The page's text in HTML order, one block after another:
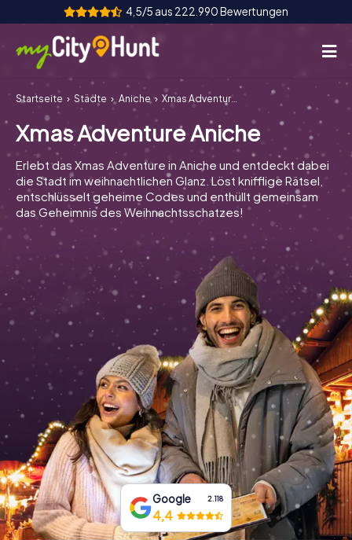
4,5/5 aus 222.990 Bewertungen
So funktioniert's
Städte
Touren
Teamevent
Tickets
INT AT CH
DE
ES
FR UK
IT
NL
Tickets buchen
Gutscheine bestellen
Startseite Städte Aniche Xmas Adventure Aniche
Xmas Adventure Aniche
Erlebt das Xmas Adventure in Aniche und entdeckt dabei
die Stadt im weihnachtlichen Glanz. Löst knifflige Rätsel,
entschlüsselt geheime Codes und enthüllt gemeinsam
das Geheimnis des Weihnachtsschatzes!
Google 2.118
4,4